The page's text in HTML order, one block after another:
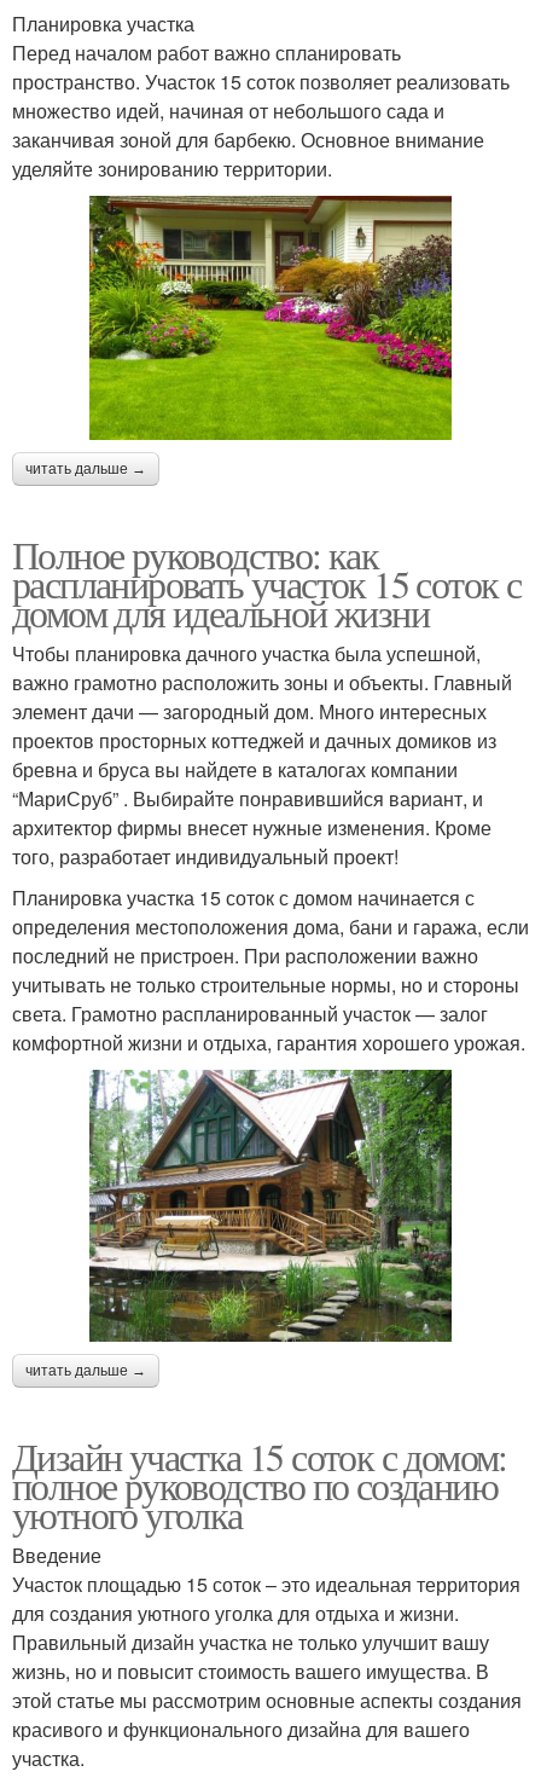
Планировка участка
Перед началом работ важно спланировать
пространство. Участок 15 соток позволяет реализовать
множество идей, начиная от небольшого сада и
заканчивая зоной для барбекю. Основное внимание
уделяйте зонированию территории.
читать дальше →
Полное руководство: как
распланировать участок 15 соток с
домом для идеальной жизни
Чтобы планировка дачного участка была успешной,
важно грамотно расположить зоны и объекты. Главный
элемент дачи — загородный дом. Много интересных
проектов просторных коттеджей и дачных домиков из
бревна и бруса вы найдете в каталогах компании
“МариСруб” . Выбирайте понравившийся вариант, и
архитектор фирмы внесет нужные изменения. Кроме
того, разработает индивидуальный проект!
Планировка участка 15 соток с домом начинается с
определения местоположения дома, бани и гаража, если
последний не пристроен. При расположении важно
учитывать не только строительные нормы, но и стороны
света. Грамотно распланированный участок — залог
комфортной жизни и отдыха, гарантия хорошего урожая.
читать дальше →
Дизайн участка 15 соток с домом:
полное руководство по созданию
уютного уголка
Введение
Участок площадью 15 соток – это идеальная территория
для создания уютного уголка для отдыха и жизни.
Правильный дизайн участка не только улучшит вашу
жизнь, но и повысит стоимость вашего имущества. В
этой статье мы рассмотрим основные аспекты создания
красивого и функционального дизайна для вашего
участка.